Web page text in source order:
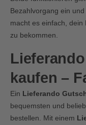
Bezahlvorgang ein
macht es einfach, dein
zu bekommen.
kaufen –
Ein Lieferando
bequemsten und
bestellen. Mit einem